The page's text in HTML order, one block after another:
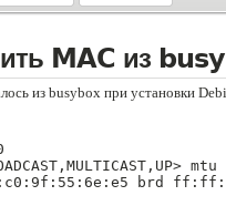
MAC из
из busybox при установки
brd